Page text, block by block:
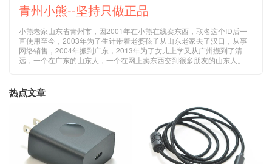
青州小熊--坚持只做正品
小熊老家山东省青州市，因2001年在小熊在线卖东西，取名这个ID后一
直使用至今，2003年为了生计带着老婆孩子从山东老家去了汉口，从事
网络销售，2004年搬到广东，2013年为了女儿上学又从广州搬到了清
远，一个在广东的山东人，一个在网上卖东西交到很多朋友的山东人。
热点文章